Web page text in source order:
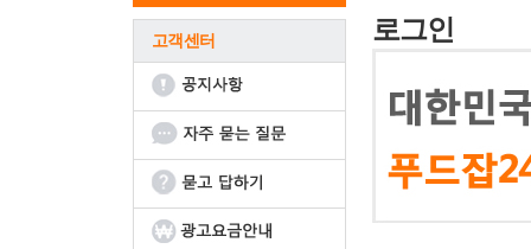
고객센터 로그인